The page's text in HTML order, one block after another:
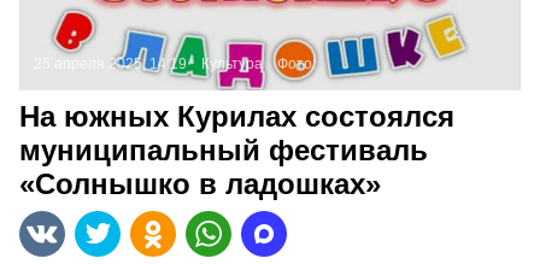
25 апреля 2025, 14:19 Культура Фото:
На южных Курилах состоялся
муниципальный фестиваль
«Солнышко в ладошках»